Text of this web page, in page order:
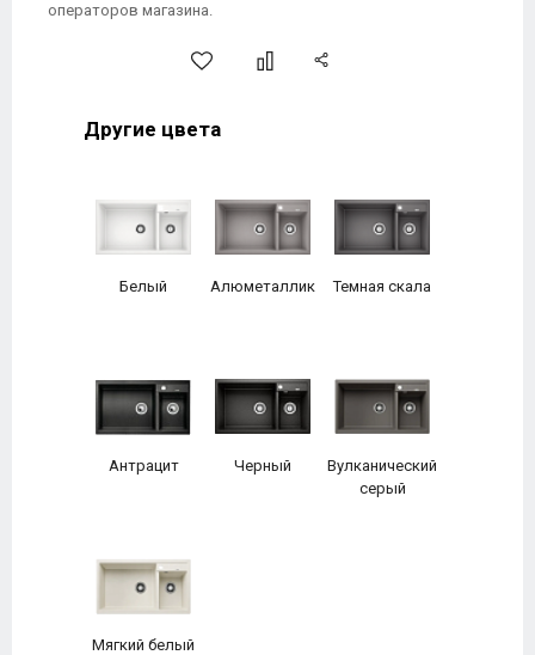
операторов магазина.
Другие цвета
Белый Алюметаллик Темная скала
Антрацит Черный
Вулканический
серый
Мягкий белый